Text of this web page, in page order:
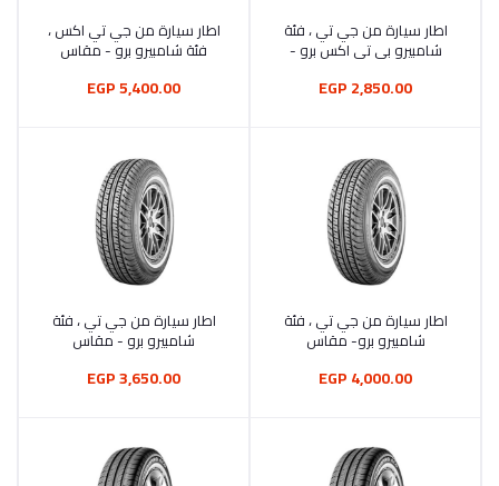
أضف إلى السلة
اطار سيارة من جي تي ، فئة
شامبيرو بي تي اكس برو -
2,850.00 EGP
أضف إلى السلة
اطار سيارة من جي تي اكس ،
فئة شامبيرو برو - مقاس
5,400.00 EGP
أضف إلى السلة
اطار سيارة من جي تي ، فئة
شامبيرو برو- مقاس
4,000.00 EGP
أضف إلى السلة
اطار سيارة من جي تي ، فئة
شامبيرو برو - مقاس
3,650.00 EGP